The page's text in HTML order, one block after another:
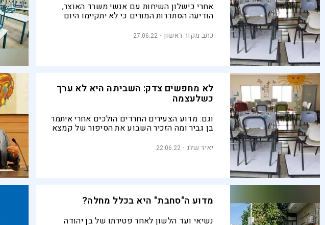
אחרי כישלון השיחות עם אנשי משרד האוצר,
הודיעה הסתדרות המורים כי לא יתקיימו היום
ניצלו את כוונותינו הטובות כדי להפסיק את
העיצומים וקיימו ישיבות סרק"
כתב מקור ראשון 27.06.22
לא מחפשים צדק: השביתה היא לא ערך
כשלעצמה
וגם: מדוע הצעירים החרדים הולכים אחרי איתמר
בן גביר ומה הזכיר השבוע את הסיפור של קמצא
יאיר שלג 22.06.22
מדוע ה"סחבת" היא בכלל מחלה?
נשיאי ועד הלשון לאחר פטירתו של בן יהודה